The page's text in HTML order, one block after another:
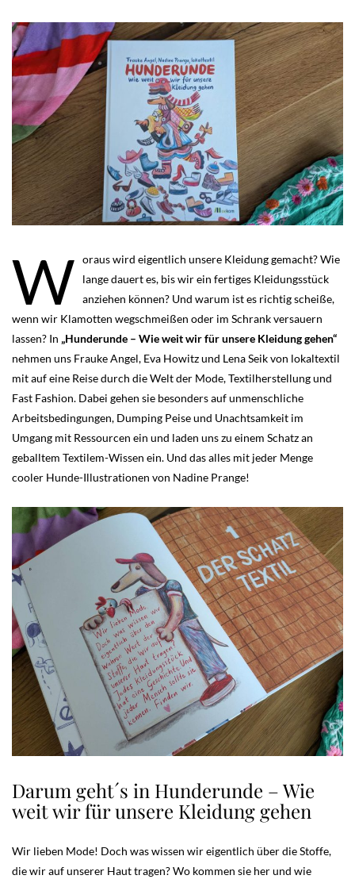
W oraus wird eigentlich unsere Kleidung gemacht? Wie
lange dauert es, bis wir ein fertiges Kleidungsstück
anziehen können? Und warum ist es richtig scheiße,
wenn wir Klamotten wegschmeißen oder im Schrank versauern
lassen? In „Hunderunde – Wie weit wir für unsere Kleidung gehen“
nehmen uns Frauke Angel, Eva Howitz und Lena Seik von lokaltextil
mit auf eine Reise durch die Welt der Mode, Textilherstellung und
Fast Fashion. Dabei gehen sie besonders auf unmenschliche
Arbeitsbedingungen, Dumping Peise und Unachtsamkeit im
Umgang mit Ressourcen ein und laden uns zu einem Schatz an
geballtem Textilem-Wissen ein. Und das alles mit jeder Menge
cooler Hunde-Illustrationen von Nadine Prange!
Darum geht´s in Hunderunde – Wie
weit wir für unsere Kleidung gehen
Wir lieben Mode! Doch was wissen wir eigentlich über die Stoffe,
die wir auf unserer Haut tragen? Wo kommen sie her und wie